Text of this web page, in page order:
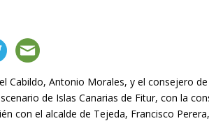
Cabildo, Antonio Morales, y el consejero
de Islas Canarias de Fitur, con la
con el alcalde de Tejeda, Francisco